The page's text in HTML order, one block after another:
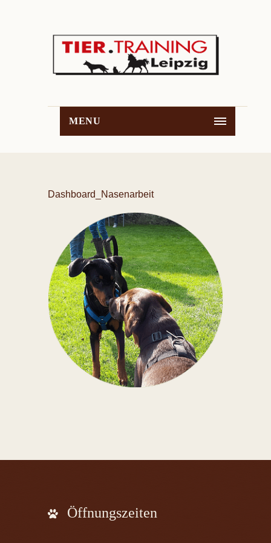
MENU
Dashboard_Nasenarbeit
Öffnungszeiten